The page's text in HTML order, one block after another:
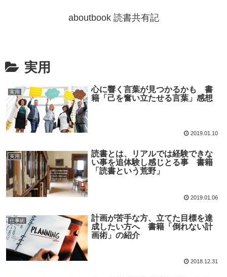
aboutbook 読書共有記
実用
実用
心に響く言葉が見つかるかも 書
籍「己を奮い立たせる言葉」感想
2019.01.10
実用
読書とは、リアルでは経験できな
い事を追体験し感じとる事 書籍
「読書という荒野」
2019.01.06
仕事術
計画が苦手な方、立てた目標を達
成したい方へ 書籍「倒れない計
画術」の紹介
2018.12.31